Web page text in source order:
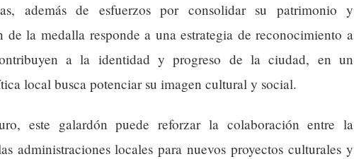
además de esfuerzos por consolidar su patrimonio y
de la medalla responde a una estrategia de reconocimiento a
a la identidad y progreso de la ciudad, en un
local busca potenciar su imagen cultural y social.
este galardón puede reforzar la colaboración entre la
administraciones locales para nuevos proyectos culturales y